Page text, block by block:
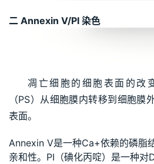
二 Annexin V/PI 染色
凋亡细胞的细胞表面的改
（PS）从细胞膜内转移到细胞膜
表面。
Annexin V是一种Ca+依赖的磷脂
亲和性。PI（碘化丙啶）是一种